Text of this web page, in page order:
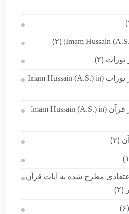
(۲)
تورات (۲)
امام حسین(ع) در تورات (Imam Hussain (A.S.) in
امام حسین(ع) در قرآن (Imam Hussain (A.S.) in
(۲)
مطرح شده به آیات قرآن
(۲)
(۶)